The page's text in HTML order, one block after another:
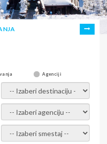
Agenciji
- izaberi destinaciju -
- izaberi agenciju -
- Izaberite smestaj -